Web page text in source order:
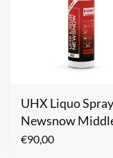
UHX Liquo Spray
Newsnow
€90,00